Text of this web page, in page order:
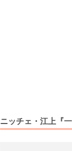
ニッチェ・江上『